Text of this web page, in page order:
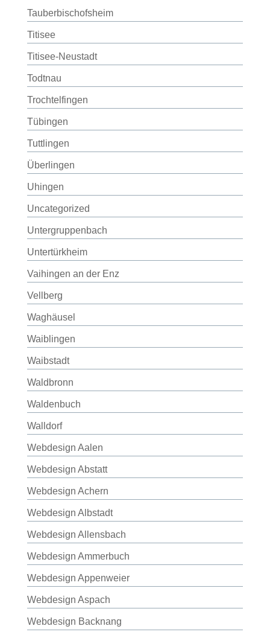
Tauberbischofsheim
Titisee
Titisee-Neustadt
Todtnau
Trochtelfingen
Tübingen
Tuttlingen
Überlingen
Uhingen
Uncategorized
Untergruppenbach
Untertürkheim
Vaihingen an der Enz
Vellberg
Waghäusel
Waiblingen
Waibstadt
Waldbronn
Waldenbuch
Walldorf
Webdesign Aalen
Webdesign Abstatt
Webdesign Achern
Webdesign Albstadt
Webdesign Allensbach
Webdesign Ammerbuch
Webdesign Appenweier
Webdesign Aspach
Webdesign Backnang